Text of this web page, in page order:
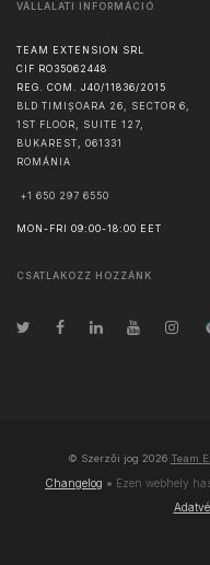
VÁLLALATI INFORMÁCIÓ
TEAM EXTENSION SRL
CIF RO35062448
REG. COM. J40/11836/2015
BLD TIMIȘOARA 26, SECTOR 6,
1ST FLOOR, SUITE 127,
BUKAREST
061331
ROMÁNIA
+1 650 297 6550
MON-FRI 09:00-18:00 EET
CSATLAKOZZ HOZZÁNK
© Szerzői jog 2026 Team
Changelog ● Ezen webhely